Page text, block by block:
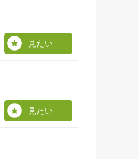
見たい
見たい